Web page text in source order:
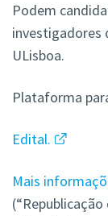
Podem
investigadores
ULisboa.
Plataforma
Edital.
Mais